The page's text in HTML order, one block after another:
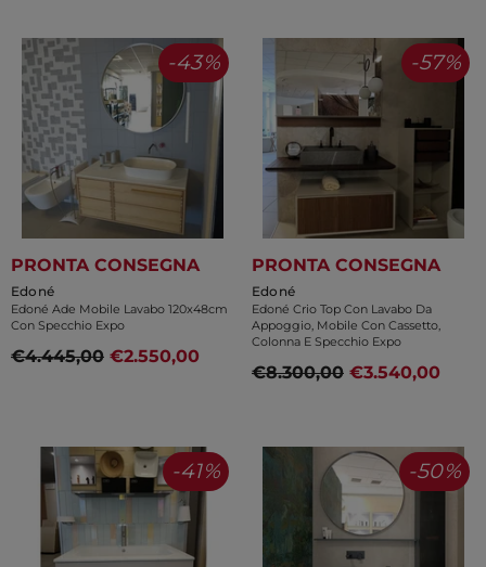
-43%
PRONTA CONSEGNA
Venditore:
Edoné
Edoné Ade Mobile Lavabo 120x48cm
Con Specchio Expo
€4.445,00 €2.550,00
-57%
PRONTA CONSEGNA
Venditore:
Edoné
Edoné Crio Top Con Lavabo Da
Appoggio, Mobile Con Cassetto,
Colonna E Specchio Expo
€8.300,00 €3.540,00
-41% -50%